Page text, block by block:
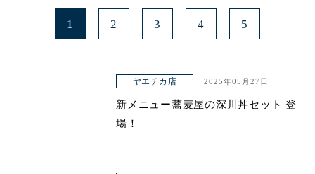
1 2 3 4 5
ヤエチカ店 2025年05月27日
新メニュー蕎麦屋の深川丼セット 登
場！